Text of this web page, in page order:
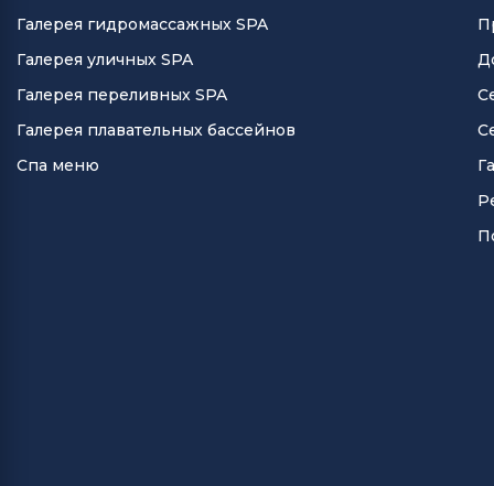
Галерея гидромассажных SPA
Галерея уличных SPA
Галерея переливных SPA
Галерея плавательных бассейнов
Спа меню